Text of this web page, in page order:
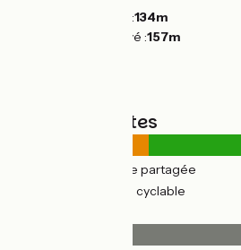
Point le plus bas :134m
Point le plus élevé :157m
Types de routes
(36%) Route partagée
(64%) Voie cyclable